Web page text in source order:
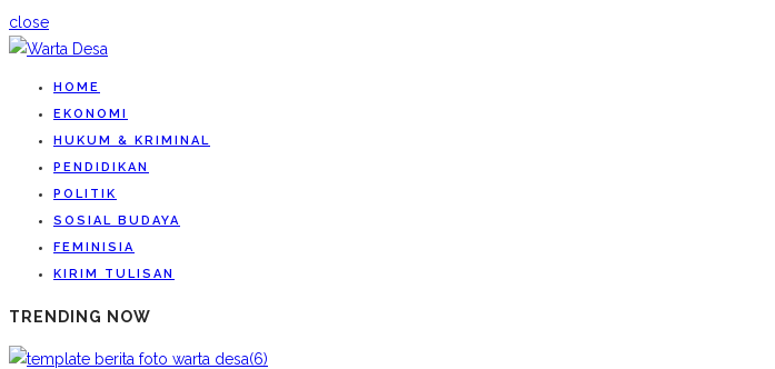
close
HOME
EKONOMI
HUKUM & KRIMINAL
PENDIDIKAN
POLITIK
SOSIAL BUDAYA
FEMINISIA
KIRIM TULISAN
TRENDING NOW